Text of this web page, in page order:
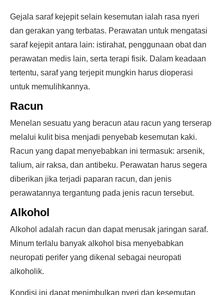
Gejala saraf kejepit selain kesemutan ialah rasa nyeri
dan gerakan yang terbatas. Perawatan untuk mengatasi
saraf kejepit antara lain: istirahat, penggunaan obat dan
perawatan medis lain, serta terapi fisik. Dalam keadaan
tertentu, saraf yang terjepit mungkin harus dioperasi
untuk memulihkannya.
Racun
Menelan sesuatu yang beracun atau racun yang terserap
melalui kulit bisa menjadi penyebab kesemutan kaki.
Racun yang dapat menyebabkan ini termasuk: arsenik,
talium, air raksa, dan antibeku. Perawatan harus segera
diberikan jika terjadi paparan racun, dan jenis
perawatannya tergantung pada jenis racun tersebut.
Alkohol
Alkohol adalah racun dan dapat merusak jaringan saraf.
Minum terlalu banyak alkohol bisa menyebabkan
neuropati perifer yang dikenal sebagai neuropati
alkoholik.
Kondisi ini dapat menimbulkan nyeri dan kesemutan